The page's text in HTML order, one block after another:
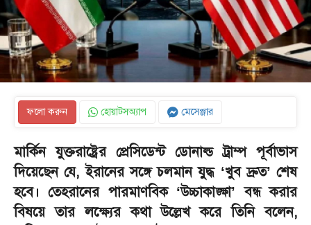
ফলো করুন হোয়াটসঅ্যাপ মেসেঞ্জার
মার্কিন যুক্তরাষ্ট্রের প্রেসিডেন্ট ডোনাল্ড ট্রাম্প পূর্বাভাস
দিয়েছেন যে, ইরানের সঙ্গে চলমান যুদ্ধ ‘খুব দ্রুত’ শেষ
হবে। তেহরানের পারমাণবিক ‘উচ্চাকাঙ্ক্ষা’ বন্ধ করার
বিষয়ে তার লক্ষ্যের কথা উল্লেখ করে তিনি বলেন,